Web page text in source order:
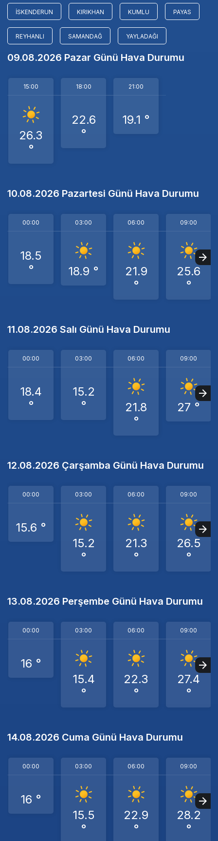
İSKENDERUN KIRIKHAN KUMLU PAYAS
REYHANLI SAMANDAĞ YAYLADAĞI
09.08.2026 Pazar Günü Hava Durumu
15:00
26.3
°
18:00
22.6
°
21:00
19.1 °
10.08.2026 Pazartesi Günü Hava Durumu
00:00
18.5
°
03:00
18.9 °
06:00
21.9
°
09:00
25.6
°
11.08.2026 Salı Günü Hava Durumu
00:00
18.4
°
03:00
15.2
°
06:00
21.8
°
09:00
27 °
12.08.2026 Çarşamba Günü Hava Durumu
00:00
15.6 °
03:00
15.2
°
06:00
21.3
°
09:00
26.5
°
13.08.2026 Perşembe Günü Hava Durumu
00:00
16 °
03:00
15.4
°
06:00
22.3
°
09:00
27.4
°
14.08.2026 Cuma Günü Hava Durumu
00:00
16 °
03:00
15.5
°
06:00
22.9
°
09:00
28.2
°